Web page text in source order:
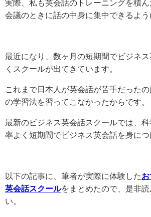
実際、私も英会話のトレーニングを積
会議のときに話の中身に集中できるよう
最近になり、数ヶ月の短期間でビジネ
くスクールが出てきています。
これまで日本人が英会話が苦手だった
の学習法を習ってこなかったからです。
最新のビジネス英会話スクールでは、
率よく短期間でビジネス英会話を身につ
以下の記事に、筆者が実際に体験した
英会話スクールをまとめたので、是非
い。